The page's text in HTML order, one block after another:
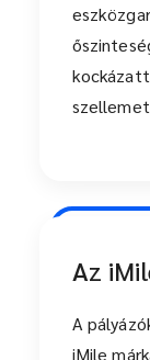
Az
A
iMile